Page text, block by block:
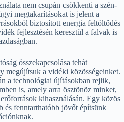
nem csupán csökkenti a szén-
megtakarításokat is jelent a
biztosított energia feltöltődés
fejlesztésén keresztül a falvak is
összekapcsolása tehát
megújítsuk a vidéki közösségeinket.
a technológiai újításokban rejlik,
is, amely arra ösztönöz minket,
kihasználásán. Egy közös
és fenntarthatóbb jövőt építsünk